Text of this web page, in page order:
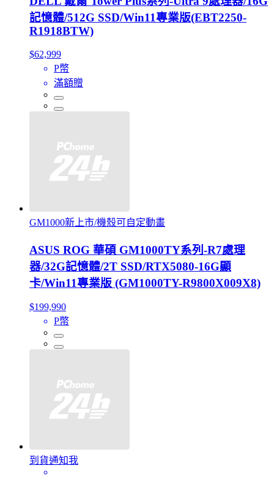
記憶體/512G SSD/Win11專業版(EBT2250-
R1918BTW)
$62,999
P幣
滿額贈
GM1000新上市/機殼可自定動畫
ASUS ROG 華碩 GM1000TY系列-R7處理
器/32G記憶體/2T SSD/RTX5080-16G顯
卡/Win11專業版 (GM1000TY-R9800X009X8)
$199,990
P幣
到貨通知我